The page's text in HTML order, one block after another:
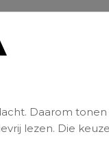
Daarom tonen
lezen. Die